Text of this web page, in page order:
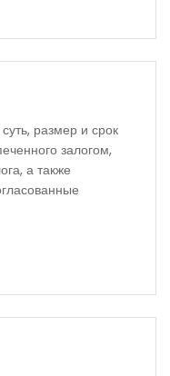
размер и срок
залогом,
а также